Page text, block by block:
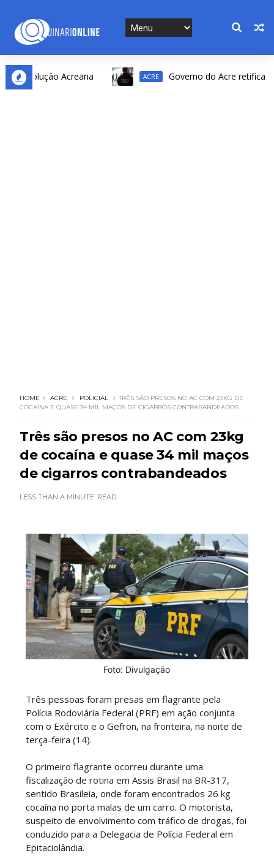
Acreana ACRE Governo do Acre retifica
HOME ACRE POLICIAL
TRÊS SÃO PRESOS NO AC COM 23KG DE
COCAÍNA E QUASE 34 MIL MAÇOS DE CIGARROS CONTRABANDEADOS
Três são presos no AC com 23kg
de cocaína e quase 34 mil maços
de cigarros contrabandeados
LESS THAN A MINUTE READ
Foto: Divulgação
Três pessoas foram presas em flagrante pela
Polícia Rodoviária Federal (PRF) em ação conjunta
com o Exército e o Gefron, na fronteira, na noite de
terça-feira (14).
O primeiro flagrante ocorreu durante uma
fiscalização de rotina em Assis Brasil na BR-317,
sentido Brasileia, onde foram encontrados 26 kg
cocaína no porta malas de um carro. O motorista,
suspeito de envolvimento com tráfico de drogas, foi
conduzido para a Delegacia de Polícia Federal em
Epitaciolândia.